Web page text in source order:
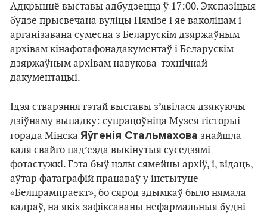
Адкрыццё выставы адбудзецца ў 17:00. Экспазіцыя
будзе прысвечана вуліцы Нямізе і яе ваколіцам і
арганізавана сумесна з Беларускім дзяржаўным
архівам кінафотафонадакументаў і Беларускім
дзяржаўным архівам навукова-тэхнічнай
дакументацыі.
Ідэя стварэння гэтай выставы з’явілася дзякуючы
дзіўнаму выпадку: супрацоўніца Музея гісторыі
горада Мінска Яўгенія Стальмахова знайшла
каля свайго пад’езда выкінутыя суседзямі
фотастужкі. Гэта быў цэлы сямейны архіў, і, відаць,
аўтар фатаграфій працаваў у інстытуце
«Белпрампраект», бо сярод здымкаў было нямала
кадраў, на якіх зафіксаваны нефармальныя будні